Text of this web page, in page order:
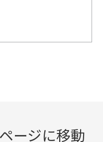
ージに移動